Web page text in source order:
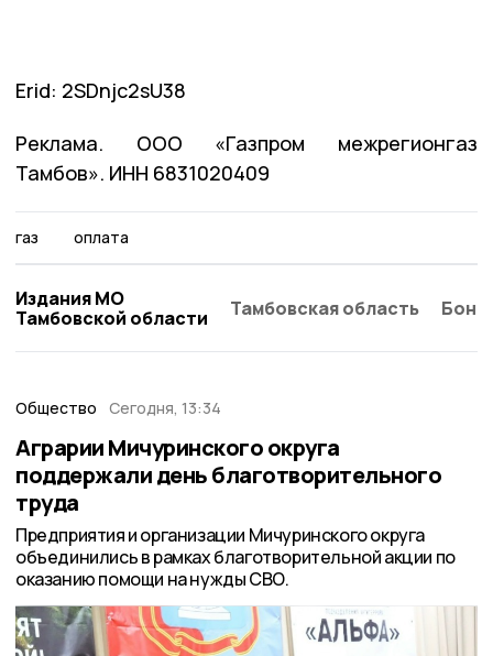
Erid: 2SDnjc2sU38
Реклама. ООО «Газпром межрегионгаз
Тамбов». ИНН 6831020409
газ оплата
Издания МО
Тамбовской области
Тамбовская область
Общество Сегодня, 13:34
Аграрии Мичуринского округа
поддержали день благотворительного
труда
Предприятия и организации Мичуринского округа
объединились в рамках благотворительной акции по
оказанию помощи на нужды СВО.